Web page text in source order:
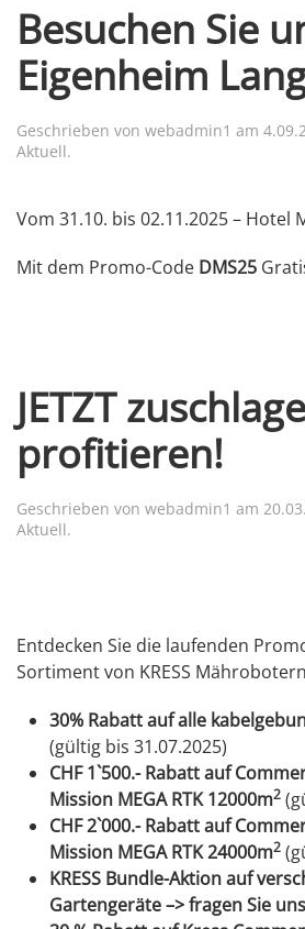
Besuchen Sie
Eigenheim
Geschrieben von webadmin1 am
Aktuell.
Vom 31.10. bis 02.11.2025 – Hotel
Mit dem Promo-Code DMS25
JETZT
profitieren!
Geschrieben von webadmin1 am
Aktuell.
Entdecken Sie die laufenden
Sortiment von KRESS
30% Rabatt auf alle
(gültig bis 31.07.2025)
CHF 1`500.- Rabatt auf
Mission MEGA RTK 12000m2
CHF 2`000.- Rabatt auf
Mission MEGA RTK 24000m2
KRESS Bundle-Aktion auf
Gartengeräte –> fragen Sie